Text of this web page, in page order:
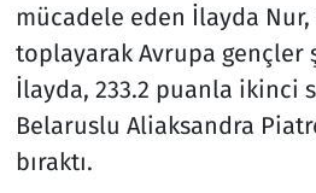
mücadele eden İlayda Nur,
toplayarak Avrupa gençler
İlayda, 233.2 puanla ikinci
Belaruslu Aliaksandra
bıraktı.